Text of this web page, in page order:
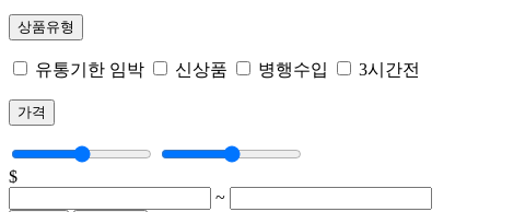
상품유형
유통기한 임박 신상품 병행수입 3시간전
가격
$
~